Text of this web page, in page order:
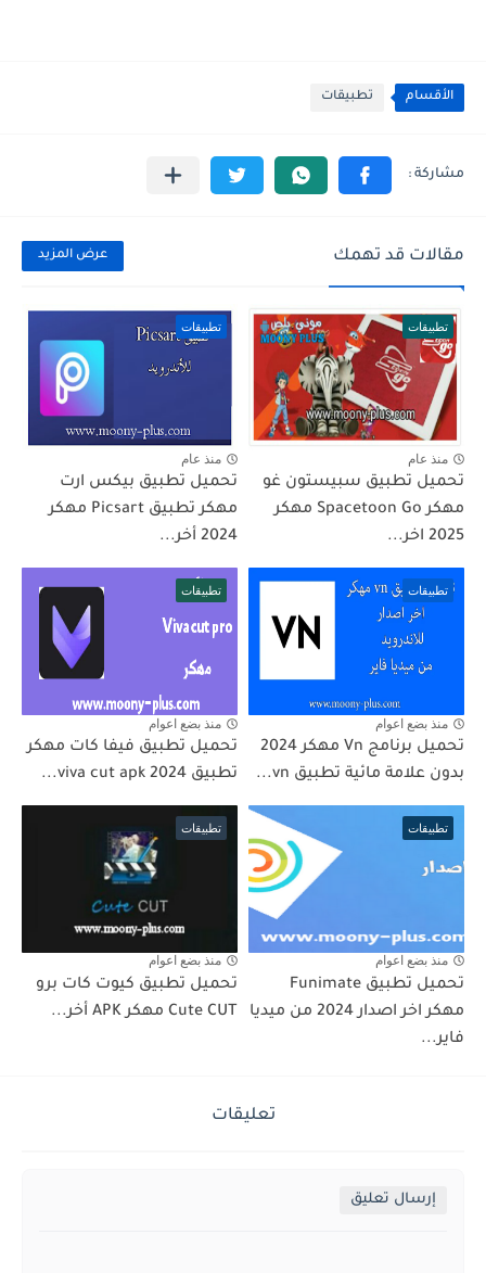
الأقسام تطبيقات
مقالات قد تهمك عرض المزيد
تطبيقات
منذ عام
تحميل تطبيق سبيستون غو
مهكر Spacetoon Go مهكر
2025 اخر...
تطبيقات
منذ عام
تحميل تطبيق بيكس ارت
مهكر تطبيق Picsart مهكر
2024 أخر...
تطبيقات
منذ بضع اعوام
تحميل برنامج Vn مهكر 2024
بدون علامة مائية تطبيق vn...
تطبيقات
منذ بضع اعوام
تحميل تطبيق فيفا كات مهكر
تطبيق viva cut apk 2024...
تطبيقات
منذ بضع اعوام
تحميل تطبيق Funimate
مهكر اخر اصدار 2024 من ميديا
فاير...
تطبيقات
منذ بضع اعوام
تحميل تطبيق كيوت كات برو
Cute CUT مهكر APK أخر...
تعليقات
إرسال تعليق